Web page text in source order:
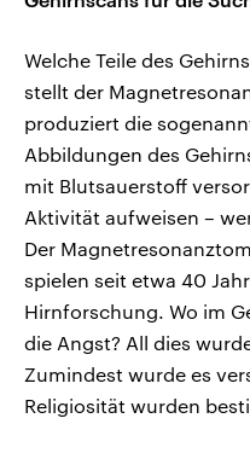
Welche Teile des
stellt der
produziert die
Abbildungen des
mit Blutsauerstoff
Aktivität aufweisen –
Der
spielen seit etwa 40
Hirnforschung. Wo im
die Angst? All dies
Zumindest wurde es
Religiosität wurden